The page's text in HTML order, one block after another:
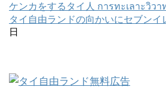
ケンカをするタイ人 การทะเลาะวิว
タイ自由ランドの向かいにセブンイ
日